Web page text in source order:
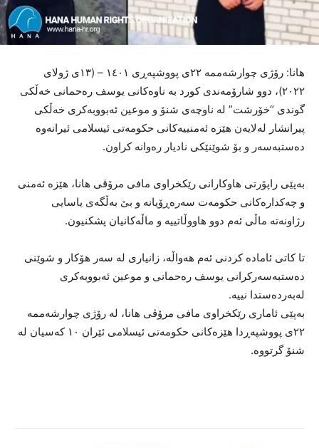
هانا: رۆژی چوارشەممە ٢٢ی پووشپەڕی ١٤٠١ – (١٣ی ژولای
٢٠٢٢)، دوو شارۆمەندی کورد بە ناوەکانی یوسف رەحمانی خەڵکی
گوندی “خۆرشت” لە ناوچەی شنۆ و موعین ئەبووبەکری خەڵکی
پیرانشار لەلایەن هێزە ئەمنییەکانی حکومەتی ئیسلامی ئیرانەوە
دەستبەسەر و بۆ شوێنێکی نادیار رەوانە کراون.
بەپێی راپۆرتی هاوکارانی رێکخراوی مافی مرۆڤی هانا، هێزە ئەمنی
و چەکدارەکانی حکومەت سەرەڕۆیانە و بێ بەڵگەی یاسایی
رژاونەتە ماڵی ئەم دوو هاووڵاتییە و ماڵەکانیان پشکنیون.
تا کاتی ئامادە کردنی ئەم هەواڵە، زانیاری لە سەر هۆکار و شوێنی
دەستبەسەرکرانی یوسف رەحمانی و موعین ئەبووبەکری
لەبەردەستدا نییە.
بەپێی ئاماری رێکخراوی مافی مرۆڤی هانا، لە رۆژی چوارشەممە
٢٢ی پووشپەڕدا هێزەکانی حکومەتی ئیسلامی ئێران ١٠ کەسیان لە
شنۆ گرتووە.